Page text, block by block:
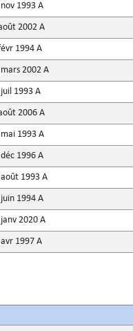
1993 A
2002 A
1994 A
2002 A
1993 A
2006 A
1993 A
1996 A
1993 A
1994 A
2020 A
1997 A